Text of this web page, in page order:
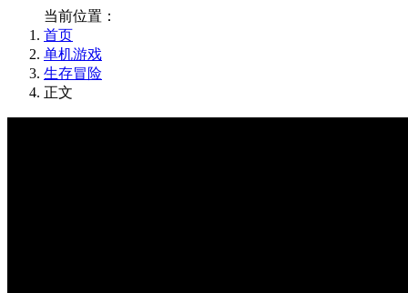
当前位置：
首页
单机游戏
生存冒险
正文